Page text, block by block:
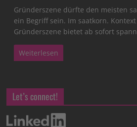
Gründerszene dürfte den meisten
ein Begriff sein. Im saatkorn.
Gründerszene bietet ab sofort
Weiterlesen
Let’s connect!